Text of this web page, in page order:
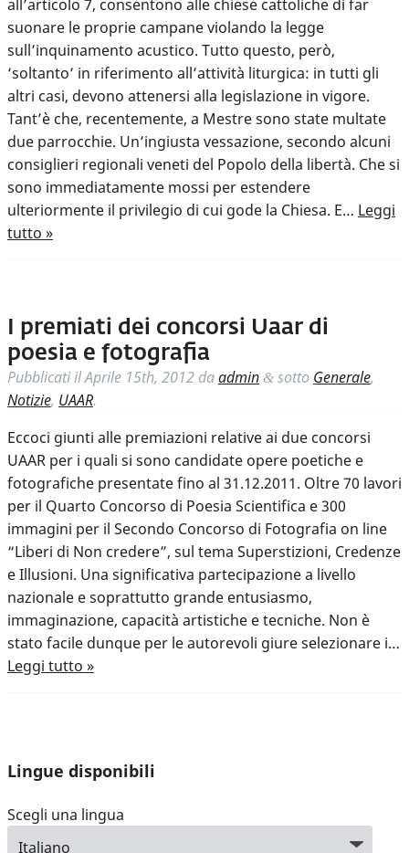
all’articolo 7, consentono alle chiese cattoliche di far
suonare le proprie campane violando la legge
sull’inquinamento acustico. Tutto questo, però,
‘soltanto’ in riferimento all’attività liturgica: in tutti gli
altri casi, devono attenersi alla legislazione in vigore.
Tant’è che, recentemente, a Mestre sono state multate
due parrocchie. Un’ingiusta vessazione, secondo alcuni
consiglieri regionali veneti del Popolo della libertà. Che si
sono immediatamente mossi per estendere
ulteriormente il privilegio di cui gode la Chiesa. E… Leggi
tutto »
I premiati dei concorsi Uaar di
poesia e fotografia
Pubblicati ilAprile 15th, 2012 daadmin & sotto Generale,
Notizie, UAAR.
Eccoci giunti alle premiazioni relative ai due concorsi
UAAR per i quali si sono candidate opere poetiche e
fotografiche presentate fino al 31.12.2011. Oltre 70 lavori
per il Quarto Concorso di Poesia Scientifica e 300
immagini per il Secondo Concorso di Fotografia on line
“Liberi di Non credere”, sul tema Superstizioni, Credenze
e Illusioni. Una significativa partecipazione a livello
nazionale e soprattutto grande entusiasmo,
immaginazione, capacità artistiche e tecniche. Non è
stato facile dunque per le autorevoli giure selezionare i…
Leggi tutto »
Lingue disponibili
Scegli una lingua